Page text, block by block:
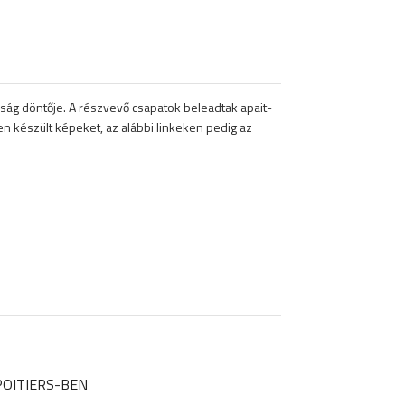
döntője. A részvevő csapatok beleadtak apait-
készült képeket, az alábbi linkeken pedig az
BEN